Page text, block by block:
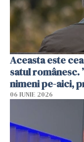
Aceasta este
satul românesc.
nimeni pe-aici,
06 IUNIE 2026